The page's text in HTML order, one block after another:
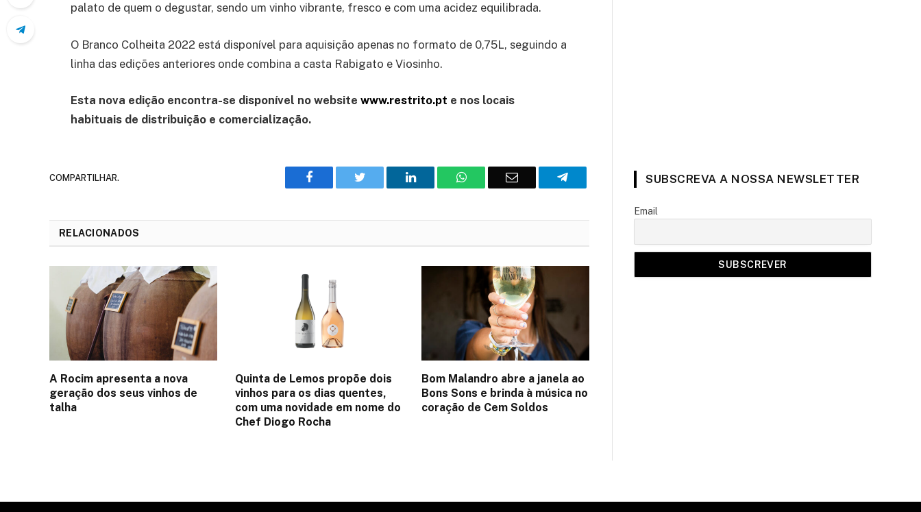
palato de quem o degustar, sendo um vinho vibrante, fresco e com uma acidez equilibrada.
O Branco Colheita 2022 está disponível para aquisição apenas no formato de 0,75L, seguindo a
linha das edições anteriores onde combina a casta Rabigato e Viosinho.
Esta nova edição encontra-se disponível no website www.restrito.pt e nos locais
habituais de distribuição e comercialização.
COMPARTILHAR. Facebook Twitter
O
WhatsAppE-
Telegrama
RELACIONADOS
A Rocim apresenta a nova
geração dos seus vinhos de
talha
Quinta de Lemos propõe dois
vinhos para os dias quentes,
com uma novidade em nome do
Chef Diogo Rocha
Bom Malandro abre a janela ao
Bons Sons e brinda à música no
coração de Cem Soldos
SUBSCREVA A NOSSA NEWSLETTER
Email